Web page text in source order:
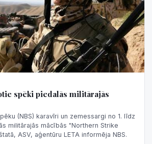
spēki piedalās militārajās
(NBS) karavīri un zemessargi no 1. līdz
militārajās mācībās "Northern Strike
ASV, aģentūru LETA informēja NBS.